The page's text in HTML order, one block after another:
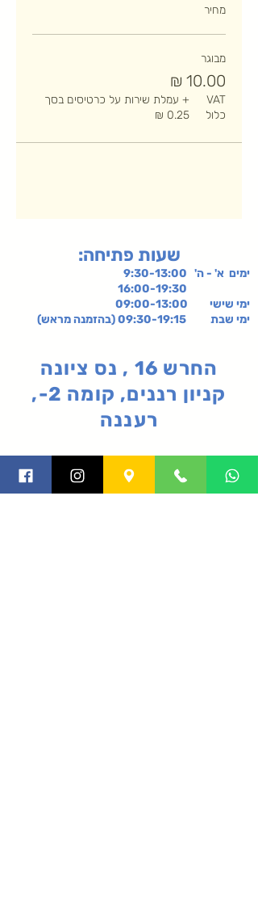
מחיר
מבוגר
VAT
כלול
+ עמלת שירות על כרטיסים בסך
‏0.25 ‏₪
:שעות פתיחה
ימים א' - ה' 9:30-13:00
ימי שישי 09:00-13:00
ימי שבת 09:30-19:15 (בהזמנה מראש)
החרש 16 , נס ציונה
קניון רננים, קומה 2-,
רעננה